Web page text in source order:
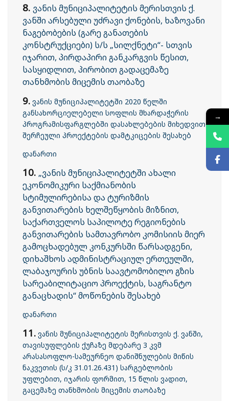
8. ვანის მუნიციპალიტეტის მერისთვის ქ.
ვანში არსებული უძრავი ქონების, ხაზოვანი
ნაგებობების (გარე განათების
კონსტრუქციები) ს/ს „სილქნეტი“- სთვის
იჯარით, პირდაპირი განკარგვის წესით,
სასყიდლით, პირობით გადაცემაზე
თანხმობის მიცემის თაობაზე
9. ვანის მუნიციპალიტეტში 2020 წელში
განსახორციელებელი სოფლის მხარდაჭერის
პროგრამისფარგლებში დასახლებების მიხედვით
შერჩეული პროექტების დამტკიცების შესახებ
დანართი
10. „ვანის მუნიციპალიტეტში ახალი
ეკონომიკური საქმიანობის
სტიმულირებისა და ტურიზმის
განვითარების ხელშეწყობის მიზნით,
საქართველოს საპილოტე რეგიონების
განვითარების სამთავრობო კომისიის მიერ
გამოცხადებულ კონკურსში წარსადგენი,
დიხაშხოს ადმინისტრაციულ ერთეულში,
ლაბაჯოურის უბნის საავტომობილო გზის
სარეაბილიტაციო პროექტის, საგრანტო
განაცხადის“ მოწონების შესახებ
დანართი
11. ვანის მუნიციპალიტეტის მერისთვის ქ. ვანში,
თავისუფლების ქუჩაზე მდებარე 3 კვმ
არასასოფლო-სამეურნეო დანიშნულების მიწის
ნაკვეთის (ს/კ 31.01.26.431) სარგებლობის
უფლებით, იჯარის ფორმით, 15 წლის ვადით,
გაცემაზე თანხმობის მიცემის თაობაზე
→